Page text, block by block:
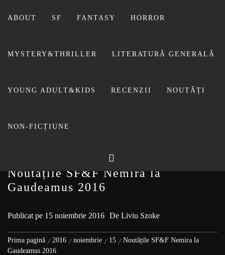
ABOUT SF FANTASY HORROR
MYSTERY&THRILLER LITERATURĂ GENERALĂ
YOUNG ADULT&KIDS RECENZII NOUTĂȚI
NON-FICȚIUNE
BIBLIOTECA LUI
Noutățile SF&F Nemira la
Gaudeamus 2016
Publicat pe 15 noiembrie 2016 De Liviu Szoke
Prima pagină 2016 noiembrie 15
Noutățile SF&F Nemira la
Gaudeamus 2016